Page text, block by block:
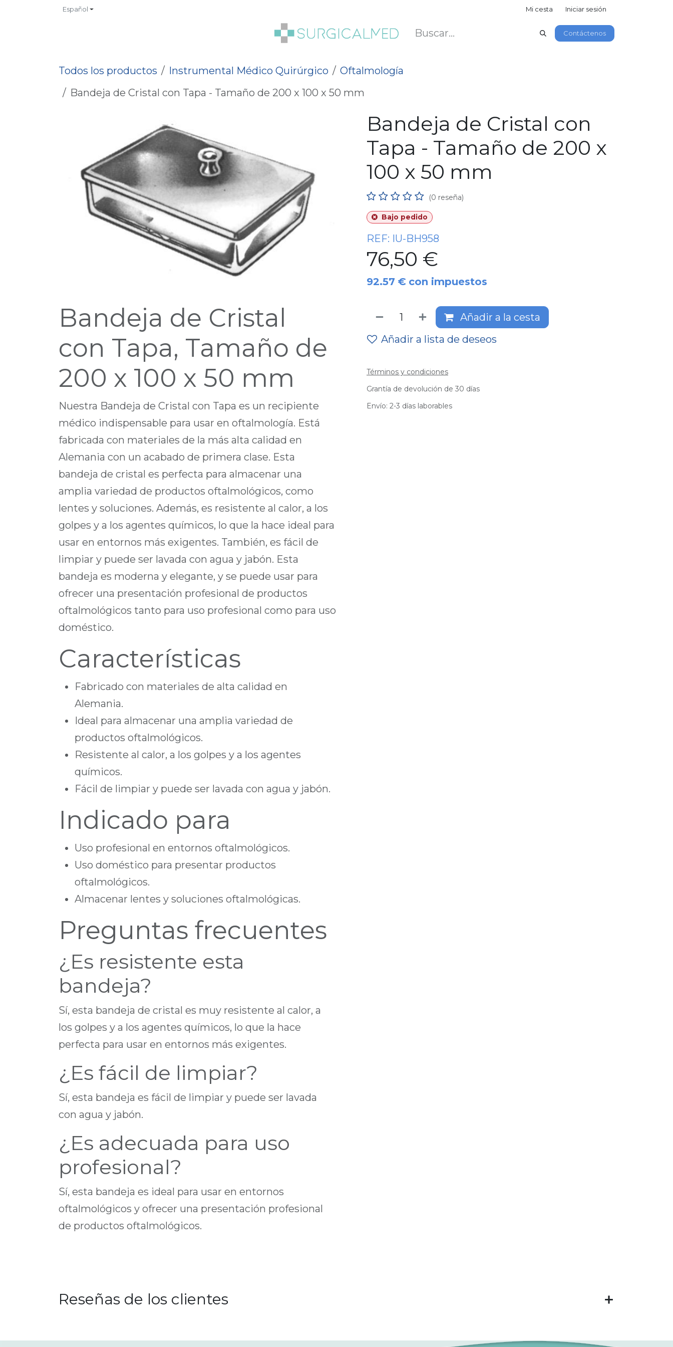
Ir al contenidoEspañol Mi cesta Iniciar sesión
Contáctenos
Todos los productos Instrumental Médico Quirúrgico
Oftalmología
Bandeja de Cristal con Tapa - Tamaño de 200 x 100 x 50 mm
Bandeja de Cristal
con Tapa, Tamaño de
200 x 100 x 50 mm
Nuestra Bandeja de Cristal con Tapa es un recipiente
médico indispensable para usar en oftalmología. Está
fabricada con materiales de la más alta calidad en
Alemania con un acabado de primera clase. Esta
bandeja de cristal es perfecta para almacenar una
amplia variedad de productos oftalmológicos, como
lentes y soluciones. Además, es resistente al calor, a los
golpes y a los agentes químicos, lo que la hace ideal para
usar en entornos más exigentes. También, es fácil de
limpiar y puede ser lavada con agua y jabón. Esta
bandeja es moderna y elegante, y se puede usar para
ofrecer una presentación profesional de productos
oftalmológicos tanto para uso profesional como para uso
doméstico.
Características
Fabricado con materiales de alta calidad en
Alemania.
Ideal para almacenar una amplia variedad de
productos oftalmológicos.
Resistente al calor, a los golpes y a los agentes
químicos.
Fácil de limpiar y puede ser lavada con agua y jabón.
Indicado para
Uso profesional en entornos oftalmológicos.
Uso doméstico para presentar productos
oftalmológicos.
Almacenar lentes y soluciones oftalmológicas.
Preguntas frecuentes
¿Es resistente esta
bandeja?
Sí, esta bandeja de cristal es muy resistente al calor, a
los golpes y a los agentes químicos, lo que la hace
perfecta para usar en entornos más exigentes.
¿Es fácil de limpiar?
Sí, esta bandeja es fácil de limpiar y puede ser lavada
con agua y jabón.
¿Es adecuada para uso
profesional?
Sí, esta bandeja es ideal para usar en entornos
oftalmológicos y ofrecer una presentación profesional
de productos oftalmológicos.
Bandeja de Cristal con
Tapa - Tamaño de 200 x
100 x 50 mm
(0 reseña)
Bajo pedido
REF: IU-BH958
76,50 €
92.57 € con impuestos
Añadir a la cesta
Añadir a lista de deseos
Términos y condiciones
Grantía de devolución de 30 días
Envío: 2-3 días laborables
Reseñas de los clientes